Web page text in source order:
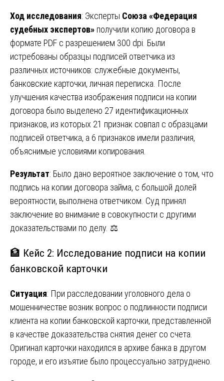
Ход исследования: Эксперты Союза «Федерация
судебных экспертов» получили копию договора в
формате PDF с разрешением 300 dpi. Были
истребованы образцы подписей ответчика из
различных источников: служебные документы,
банковские карточки, личная переписка. После
улучшения качества изображения подписи на копии
договора было выделено 27 идентификационных
признаков, из которых 21 признак совпал с образцами
подписей ответчика, а 6 признаков имели различия,
объяснимые условиями копирования.
Результат: Было дано вероятное заключение о том, что
подпись на копии договора займа, с большой долей
вероятности, выполнена ответчиком. Суд принял
заключение во внимание в совокупности с другими
доказательствами по делу. ⚖️
🏦 Кейс 2: Исследование подписи на копии
банковской карточки
Ситуация: При расследовании уголовного дела о
мошенничестве возник вопрос о подлинности подписи
клиента на копии банковской карточки, представленной
в качестве доказательства снятия денег со счета.
Оригинал карточки находился в архиве банка в другом
городе, и его изъятие было процессуально затруднено.